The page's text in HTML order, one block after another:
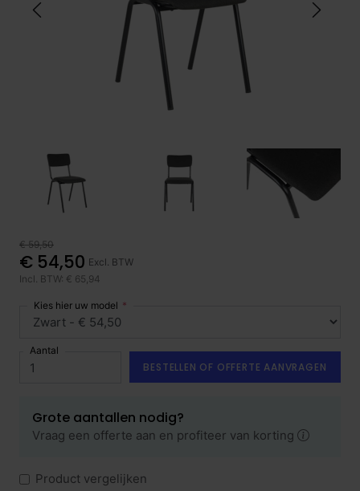
€ 59,50
€ 54,50 Excl. BTW
Incl. BTW: € 65,94
Kies hier uw model
Aantal
BESTELLEN OF OFFERTE AANVRAGEN
Grote aantallen nodig?
Vraag een offerte aan en profiteer van korting
Product vergelijken